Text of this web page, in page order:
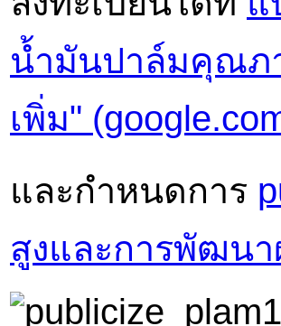
น้ำมันปาล์มคุณภ
เพิ่ม"
และกำหนดการ
สูงและการพัฒน